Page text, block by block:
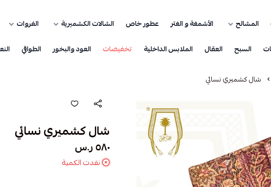
المشالح الأشمغة و الغتر عطور خاص الشالات الكشميرية الفروات
السبح العقال الملابس الداخلية تخفيضات العود والبخور الطواقي
شال كشميري نسائي
شال كشميري نسائي
٥٨٠ ر.س
نفدت الكمية